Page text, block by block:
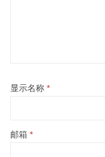
显示名称 *
邮箱 *